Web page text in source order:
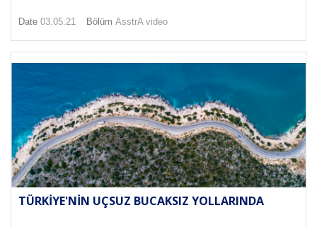
Date 03.05.21 Bölüm AsstrA video
TÜRKIYE'NIN UÇSUZ BUCAKSIZ YOLLARINDA